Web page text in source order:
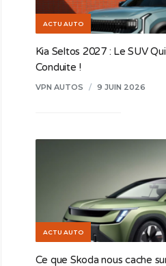
ACTU AUTO
Kia Seltos 2027 : Le SUV
Conduite !
VPN AUTOS / 9 JUIN 2026
ACTU AUTO
Ce que Skoda nous cache